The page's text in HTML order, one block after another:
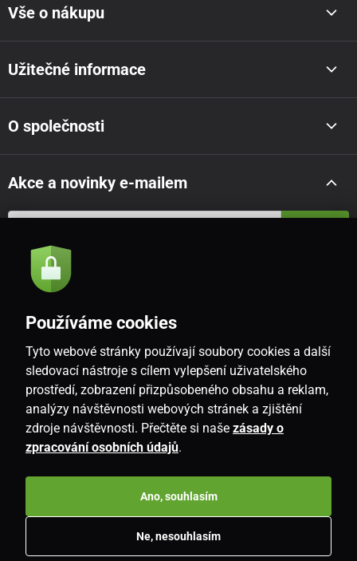
Vše o nákupu
Užitečné informace
O společnosti
Akce a novinky e-mailem
Souhlasím se
CZ
www.i-living.cz. Všechna práva vyhrazena.
Používáme cookies
Tyto webové stránky používají soubory cookies a další
sledovací nástroje s cílem vylepšení uživatelského
prostředí, zobrazení přizpůsobeného obsahu a reklam,
analýzy návštěvnosti webových stránek a zjištění
zdroje návštěvnosti. Přečtěte si naše zásady o
zpracování osobních údajů.
Ne, nesouhlasím
Ano, souhlasím